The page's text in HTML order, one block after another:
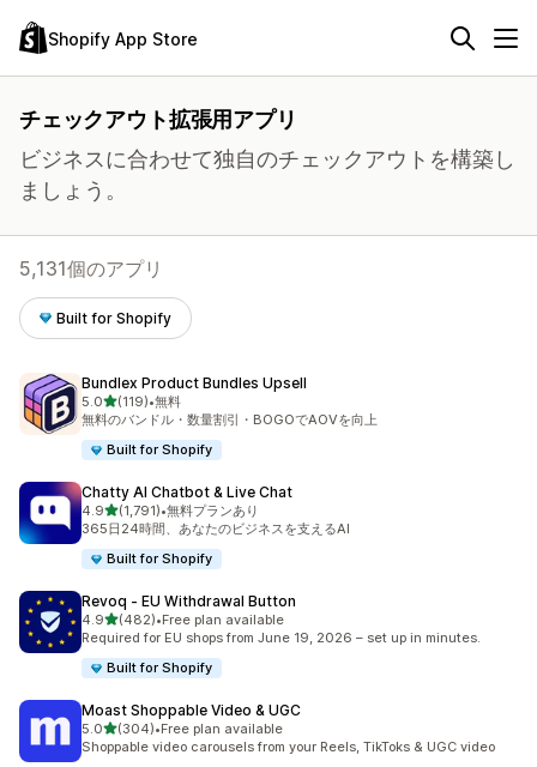
Shopify App Store
チェックアウト拡張用アプリ
ビジネスに合わせて独自のチェックアウトを構築し
ましょう。
5,131個のアプリ
Built for Shopify
Bundlex Product Bundles Upsell
5.05つ星中
(119)
合計レビュー数：119件
•無料
無料のバンドル・数量割引・BOGOでAOVを向上
Built for Shopify
Chatty AI Chatbot & Live Chat
4.95つ星中
(1,791)
合計レビュー数：1791件
•無料プランあり
365日24時間、あなたのビジネスを支えるAI
Built for Shopify
Revoq ‑ EU Withdrawal Button
4.95つ星中
(482)
合計レビュー数：482件
•Free plan available
Required for EU shops from June 19, 2026 – set up in minutes.
Built for Shopify
Moast Shoppable Video & UGC
5.05つ星中
(304)
合計レビュー数：304件
•Free plan available
Shoppable video carousels from your Reels, TikToks & UGC video